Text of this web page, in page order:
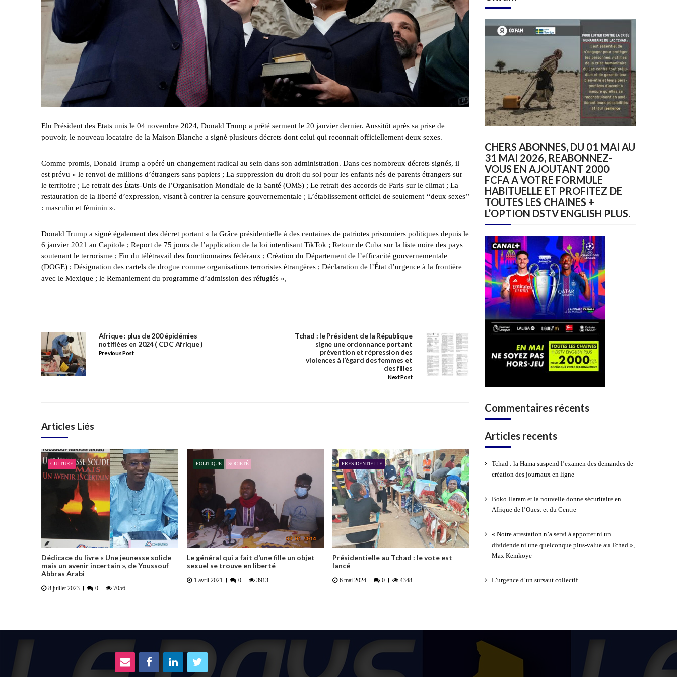
Elu Président des Etats unis le 04 novembre 2024, Donald Trump a prêté serment le 20 janvier dernier. Aussitôt après sa prise de
pouvoir, le nouveau locataire de la Maison Blanche a signé plusieurs décrets dont celui qui reconnait officiellement deux sexes.
Comme promis, Donald Trump a opéré un changement radical au sein dans son administration. Dans ces nombreux décrets signés, il
est prévu « le renvoi de millions d’étrangers sans papiers ; La suppression du droit du sol pour les enfants nés de parents étrangers sur
le territoire ; Le retrait des États-Unis de l’Organisation Mondiale de la Santé (OMS) ; Le retrait des accords de Paris sur le climat ; La
restauration de la liberté d’expression, visant à contrer la censure gouvernementale ; L’établissement officiel de seulement ‘‘deux sexes’’
: masculin et féminin ».
Donald Trump a signé également des décret portant « la Grâce présidentielle à des centaines de patriotes prisonniers politiques depuis le
6 janvier 2021 au Capitole ; Report de 75 jours de l’application de la loi interdisant TikTok ; Retour de Cuba sur la liste noire des pays
soutenant le terrorisme ; Fin du télétravail des fonctionnaires fédéraux ; Création du Département de l’efficacité gouvernementale
(DOGE) ; Désignation des cartels de drogue comme organisations terroristes étrangères ; Déclaration de l’État d’urgence à la frontière
avec le Mexique ; le Remaniement du programme d’admission des réfugiés »,
Afrique : plus de 200 épidémies
notifiées en 2024 ( CDC Afrique )
Previous Post
Tchad : le Président de la République
signe une ordonnance portant
prévention et répression des
violences à l’égard des femmes et
des filles
Next Post
Articles Liés
CULTURE
Dédicace du livre « Une jeunesse solide
mais un avenir incertain », de Youssouf
Abbras Arabi
8 juillet 2023 0 7056
POLITIQUE SOCIETÉ
Le général qui a fait d’une fille un objet
sexuel se trouve en liberté
1 avril 2021 0 3913
PRESIDENTIELLE
Présidentielle au Tchad : le vote est
lancé
6 mai 2024 0 4348
CHERS ABONNES, DU 01 MAI AU
31 MAI 2026, REABONNEZ-
VOUS EN AJOUTANT 2000
FCFA A VOTRE FORMULE
HABITUELLE ET PROFITEZ DE
TOUTES LES CHAINES +
L’OPTION DSTV ENGLISH PLUS.
Commentaires récents
Articles recents
Tchad : la Hama suspend l’examen des demandes de
création des journaux en ligne
Boko Haram et la nouvelle donne sécuritaire en
Afrique de l’Ouest et du Centre
« Notre arrestation n’a servi à apporter ni un
dividende ni une quelconque plus-value au Tchad »,
Max Kemkoye
L’urgence d’un sursaut collectif